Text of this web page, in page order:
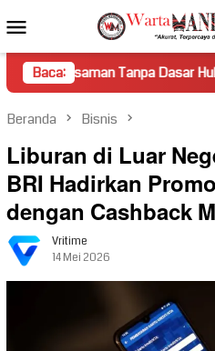
ke
kontenMobile
Baca:
Tanpa Dasar Hukum Picu
Beranda Bisnis
Liburan di Luar
BRI Hadirkan
dengan Cashback
Vritime
14 Mei 2026